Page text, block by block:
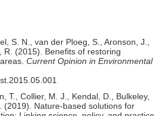
S. N., van der Ploeg, S., Aronson, J.,
(2015). Benefits of restoring
Current Opinion in Environmental
T., Collier, M. J., Kendal, D., Bulkeley,
Nature-based solutions for